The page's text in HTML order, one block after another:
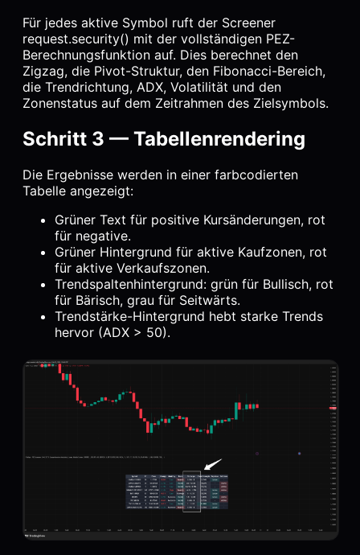
Für jedes aktive Symbol ruft der Screener
request.security() mit der vollständigen PEZ-
Berechnungsfunktion auf. Dies berechnet den
Zigzag, die Pivot-Struktur, den Fibonacci-Bereich,
die Trendrichtung, ADX, Volatilität und den
Zonenstatus auf dem Zeitrahmen des Zielsymbols.
Schritt 3 — Tabellenrendering
Die Ergebnisse werden in einer farbcodierten
Tabelle angezeigt:
Grüner Text für positive Kursänderungen, rot
für negative.
Grüner Hintergrund für aktive Kaufzonen, rot
für aktive Verkaufszonen.
Trendspaltenhintergrund: grün für Bullisch, rot
für Bärisch, grau für Seitwärts.
Trendstärke-Hintergrund hebt starke Trends
hervor (ADX > 50).